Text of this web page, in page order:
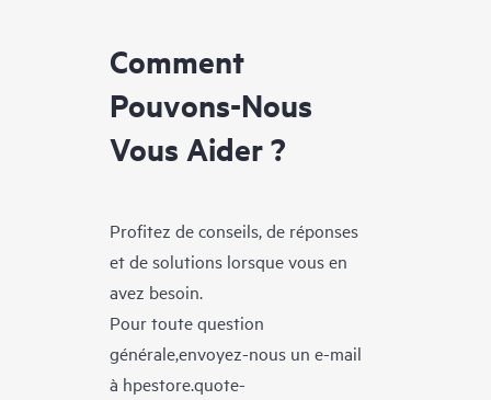
Comment
Pouvons-Nous
Vous Aider ?
Profitez de conseils, de réponses
et de solutions lorsque vous en
avez besoin.
Pour toute question
générale,envoyez-nous un e-mail
à hpestore.quote-